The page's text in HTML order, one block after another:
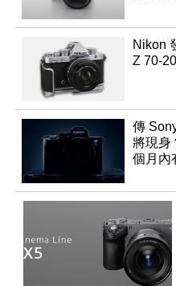
Nikon
Z 70-
傳
將現身
個月內